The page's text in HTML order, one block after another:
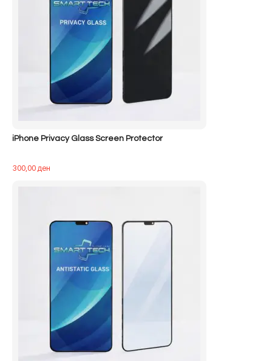
iPhone Privacy Glass Screen Protector
300,00ден